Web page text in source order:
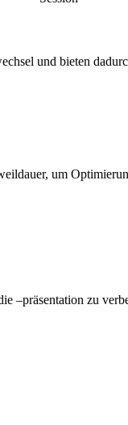
und bieten
um
–präsentation zu